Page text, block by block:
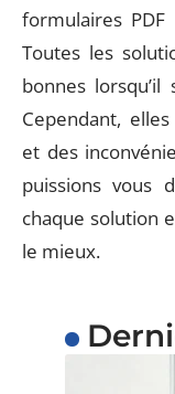
formulaires
Toutes les
bonnes
Cependant,
et des
puissions vous
chaque solution
le mieux.